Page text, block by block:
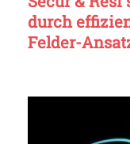
durch
Felder-